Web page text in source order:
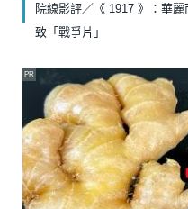
院線影評／《 1917 》：華
致「戰爭片」
PR